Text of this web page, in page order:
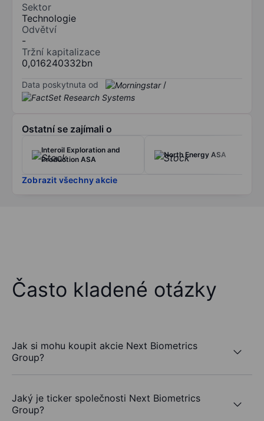
Sektor
Technologie
Odvětví
-
Tržní kapitalizace
0,016240332bn
Data poskytnuta od /
Ostatní se zajímali o
Interoil Exploration and
Production ASA
North Energy ASA
Zobrazit všechny akcie
Často kladené otázky
Jak si mohu koupit akcie Next Biometrics
Group?
Jaký je ticker společnosti Next Biometrics
Group?